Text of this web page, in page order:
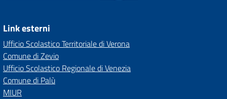
Link esterni
Ufficio Scolastico Territoriale di Verona
Comune di Zevio
Ufficio Scolastico Regionale di Venezia
Comune di Palù
MIUR